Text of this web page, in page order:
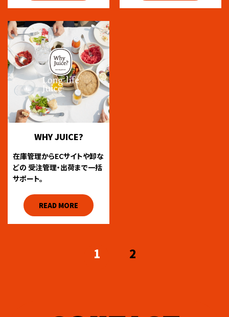
WHY JUICE?
在庫管理からECサイトや卸な
どの 受注管理・出荷まで一括
サポート。
READ MORE
1 2